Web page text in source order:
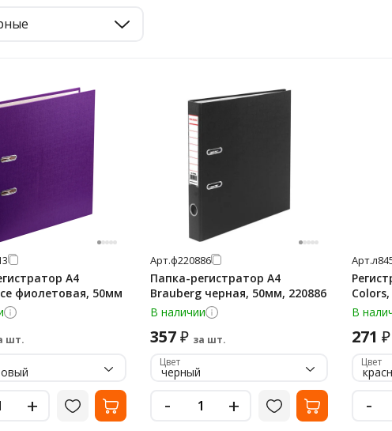
А4
фиолетовая, 50мм
шт.
+
Арт.ф220886
Папка-регистратор А4
Brauberg черная, 50мм, 220886
В наличии
357₽ за шт.
Цвет
черный
- +
Арт.
В
271 ₽
Цвет
-